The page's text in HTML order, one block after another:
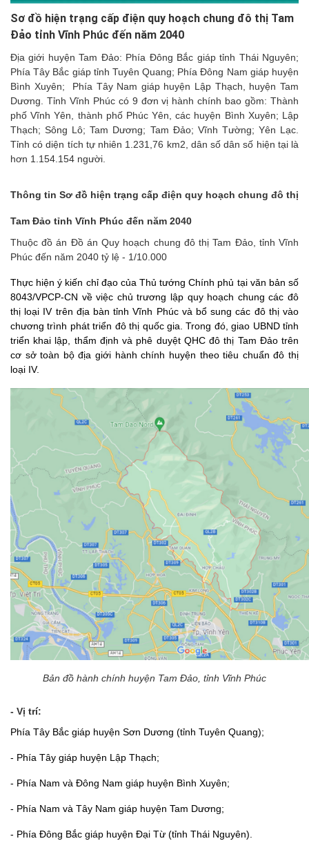
Sơ đồ hiện trạng cấp điện quy hoạch chung đô thị Tam
Đảo tỉnh Vĩnh Phúc đến năm 2040
Địa giới huyện Tam Đảo: Phía Đông Bắc giáp tỉnh Thái Nguyên;
Phía Tây Bắc giáp tỉnh Tuyên Quang; Phía Đông Nam giáp huyện
Bình Xuyên; Phía Tây Nam giáp huyện Lập Thạch, huyện Tam
Dương. Tỉnh Vĩnh Phúc có 9 đơn vị hành chính bao gồm: Thành
phố Vĩnh Yên, thành phố Phúc Yên, các huyện Bình Xuyên; Lập
Thạch; Sông Lô; Tam Dương; Tam Đảo; Vĩnh Tường; Yên Lạc.
Tỉnh có diện tích tự nhiên 1.231,76 km2, dân số dân số hiện tại là
hơn 1.154.154 người.
Thông tin Sơ đồ hiện trạng cấp điện quy hoạch chung đô thị
Tam Đảo tỉnh Vĩnh Phúc đến năm 2040
Thuộc đồ án Đồ án Quy hoạch chung đô thị Tam Đảo, tỉnh Vĩnh
Phúc đến năm 2040 tỷ lệ - 1/10.000
Thực hiện ý kiến chỉ đạo của Thủ tướng Chính phủ tại văn bản số
8043/VPCP-CN về việc chủ trương lập quy hoạch chung các đô
thị loại IV trên địa bàn tỉnh Vĩnh Phúc và bổ sung các đô thị vào
chương trình phát triển đô thị quốc gia. Trong đó, giao UBND tỉnh
triển khai lập, thẩm định và phê duyệt QHC đô thị Tam Đảo trên
cơ sở toàn bộ địa giới hành chính huyện theo tiêu chuẩn đô thị
loại IV.
Bản đồ hành chính huyện Tam Đảo, tỉnh Vĩnh Phúc
- Vị trí:
Phía Tây Bắc giáp huyện Sơn Dương (tỉnh Tuyên Quang);
- Phía Tây giáp huyện Lập Thạch;
- Phía Nam và Đông Nam giáp huyện Bình Xuyên;
- Phía Nam và Tây Nam giáp huyện Tam Dương;
- Phía Đông Bắc giáp huyện Đại Từ (tỉnh Thái Nguyên).